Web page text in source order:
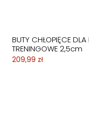
BUTY CHŁOPIĘCE
TRENINGOWE 2,5cm
209,99 zł